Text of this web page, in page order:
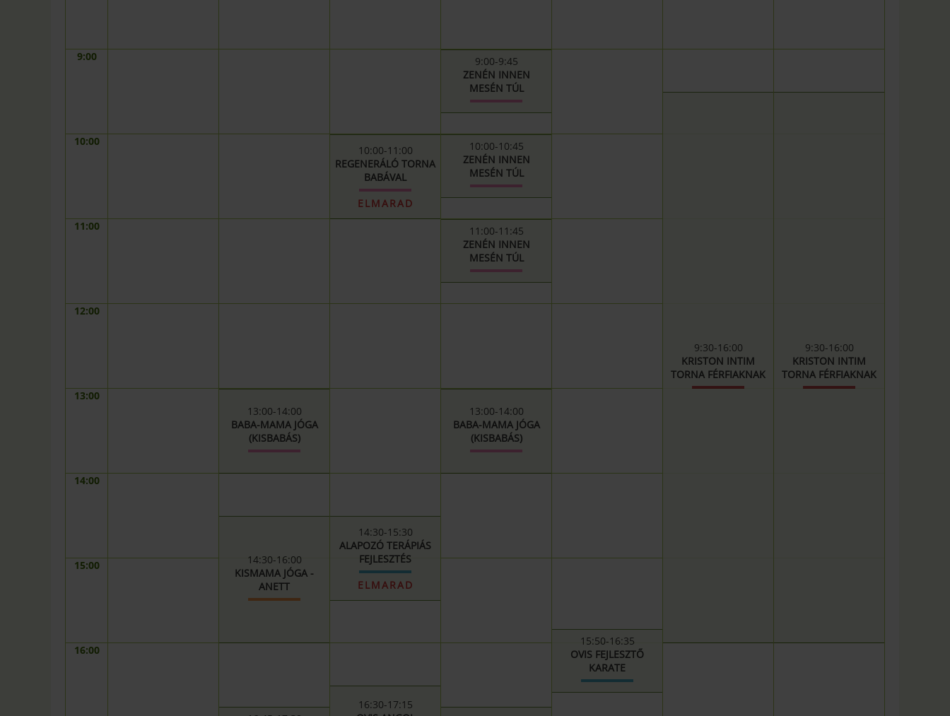
9:00
10:00
11:00
12:00
13:00
14:00
15:00
16:00
13:00-14:00
BABA-MAMA JÓGA
(KISBABÁS)
14:30-16:00
KISMAMA JÓGA -
ANETT
10:00-11:00
REGENERÁLÓ TORNA
BABÁVAL
ELMARAD
14:30-15:30
ALAPOZÓ TERÁPIÁS
FEJLESZTÉS
ELMARAD
16:30-17:15
9:00-9:45
ZENÉN INNEN
MESÉN TÚL
10:00-10:45
ZENÉN INNEN
MESÉN TÚL
11:00-11:45
ZENÉN INNEN
MESÉN TÚL
13:00-14:00
BABA-MAMA JÓGA
(KISBABÁS)
15:50-16:35
OVIS FEJLESZTŐ
KARATE
9:30-16:00
KRISTON INTIM
TORNA FÉRFIAKNAK
9:30-16:00
KRISTON INTIM
TORNA FÉRFIAKNAK